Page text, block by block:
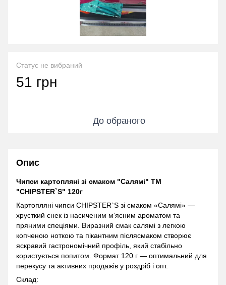
Статус не вибраний
51 грн
До обраного
Опис
Чипси картопляні зі смаком "Салямі" ТМ
"CHIPSTER`S" 120г
Картопляні чипси CHIPSTER`S зі смаком «Салямі» —
хрусткий снек із насиченим м’ясним ароматом та
пряними спеціями. Виразний смак салямі з легкою
копченою ноткою та пікантним післясмаком створює
яскравий гастрономічний профіль, який стабільно
користується попитом. Формат 120 г — оптимальний для
перекусу та активних продажів у роздріб і опт.
Склад: